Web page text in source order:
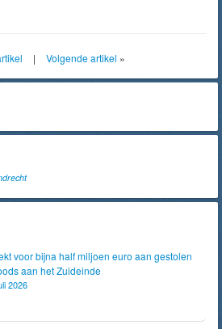
| Volgende artikel »
voor bijna half miljoen euro aan gestolen
aan het Zuideinde
2026